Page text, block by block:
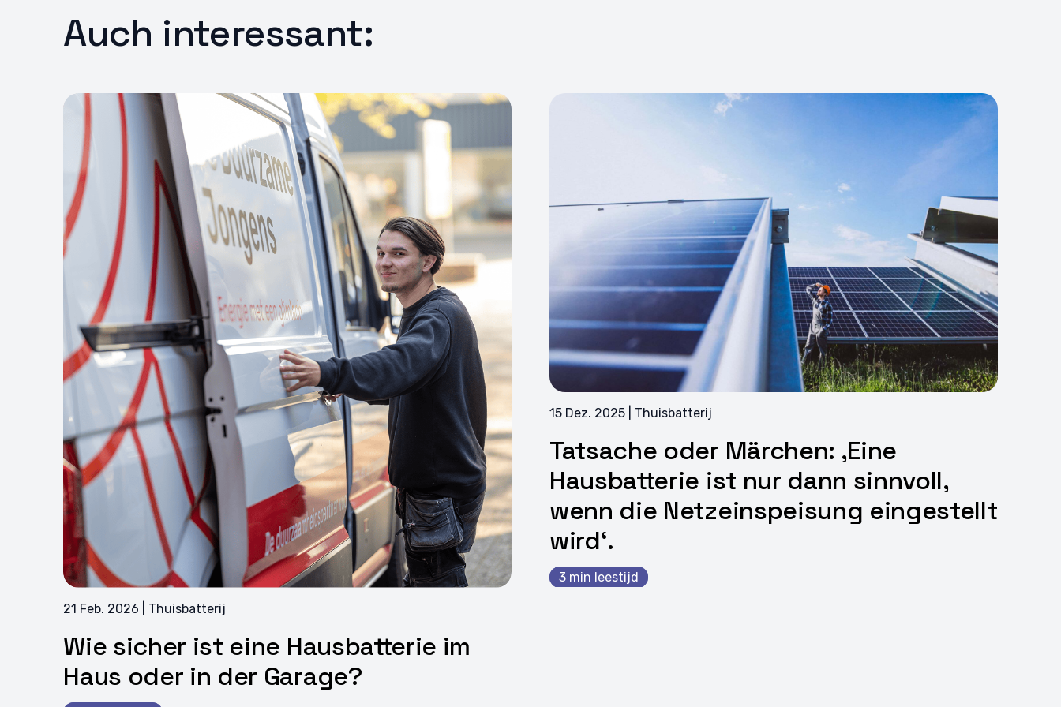
speichern und übermitteln.
Auch interessant:
21 Feb. 2026 | Thuisbatterij
Wie sicher ist eine Hausbatterie im
Haus oder in der Garage?
15 Dez. 2025 | Thuisbatterij
Tatsache oder Märchen: ‚Eine
Hausbatterie ist nur dann sinnvoll,
wenn die Netzeinspeisung eingestellt
wird‘.
3 min leestijd